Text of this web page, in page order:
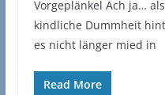
Vorgeplänkel Ach ja…
kindliche Dummheit
es nicht länger mied in
Read More